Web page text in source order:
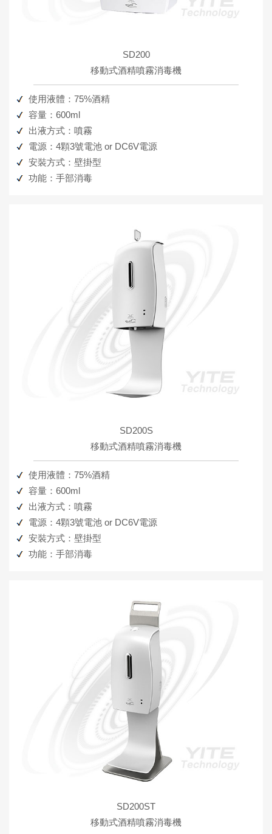
SD200
移動式酒精噴霧消毒機
使用液體：75%酒精
容量：600ml
出液方式：噴霧
電源：4顆3號電池 or DC6V電源
安裝方式：壁掛型
功能：手部消毒
SD200S
移動式酒精噴霧消毒機
使用液體：75%酒精
容量：600ml
出液方式：噴霧
電源：4顆3號電池 or DC6V電源
安裝方式：壁掛型
功能：手部消毒
SD200ST
移動式酒精噴霧消毒機